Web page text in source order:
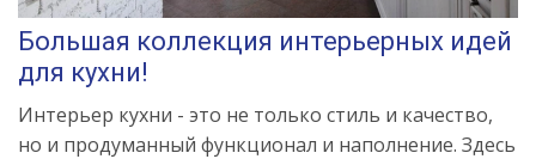
Большая коллекция интерьерных идей
для кухни!
Интерьер кухни - это не только стиль и качество,
но и продуманный функционал и наполнение. Здесь